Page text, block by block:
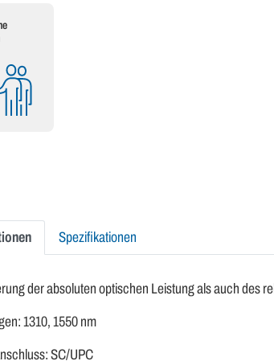
Spezifikationen
der absoluten optischen Leistung als auch des
1310, 1550 nm
SC/UPC